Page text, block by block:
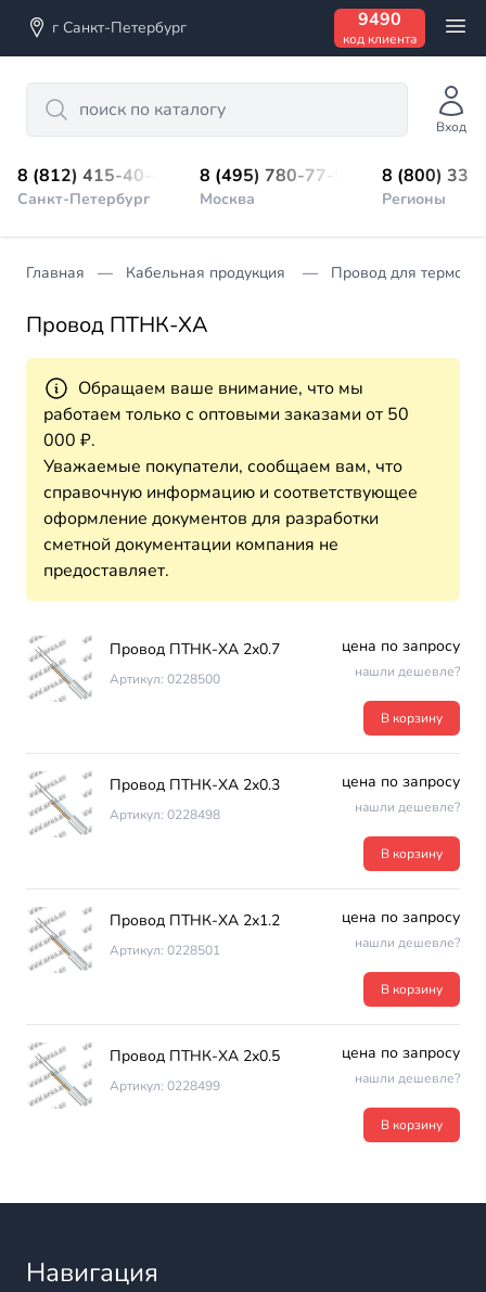
г Санкт-Петербург 9490
код клиента
Search
Вход
8 (812) 415-40-45
Санкт-Петербург
8 (495) 780-77-98
Москва
8 (800)
Регионы
Главная Кабельная продукция Провод для
Провод ПТНК-ХА
Обращаем ваше внимание, что мы
работаем только с оптовыми заказами от 50
000 ₽.
Уважаемые покупатели, сообщаем вам, что
справочную информацию и соответствующее
оформление документов для разработки
сметной документации компания не
предоставляет.
Провод ПТНК-ХА 2х0.7
Артикул: 0228500
цена по запросу
нашли дешевле?
В корзину
Провод ПТНК-ХА 2х0.3
Артикул: 0228498
цена по запросу
нашли дешевле?
В корзину
Провод ПТНК-ХА 2х1.2
Артикул: 0228501
цена по запросу
нашли дешевле?
В корзину
Провод ПТНК-ХА 2х0.5
Артикул: 0228499
цена по запросу
нашли дешевле?
В корзину
Навигация